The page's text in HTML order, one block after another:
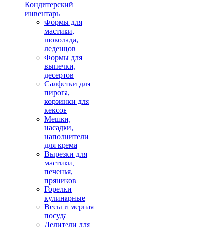
Кондитерский
инвентарь
Формы для
мастики,
шоколада,
леденцов
Формы для
выпечки,
десертов
Салфетки для
пирога,
корзинки для
кексов
Мешки,
насадки,
наполнители
для крема
Вырезки для
мастики,
печенья,
пряников
Горелки
кулинарные
Весы и мерная
посуда
Делители для